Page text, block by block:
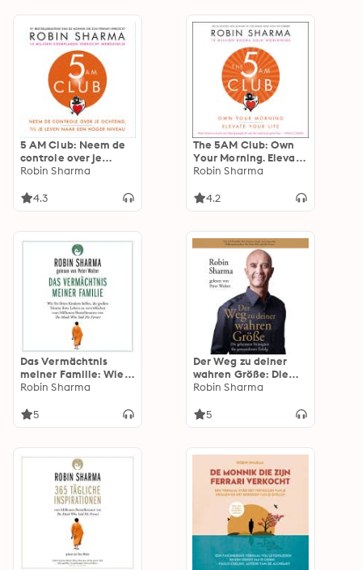
5 AM Club: Neem de
controle over je
ochtend, til je leven
niveau
Robin Sharma
4.3
The 5AM Club: Own
Your Morning. Elevate
Your Life.
Robin Sharma
4.2
Das Vermächtnis
meiner Familie: Wie
Sie Ihren Kindern
Träume ihres Lebens
The Monk Who Sold
His Ferrari
Robin Sharma
5
Der Weg zu deiner
wahren Größe: Die
geheimen Strategien
Erfolg
Robin Sharma
5